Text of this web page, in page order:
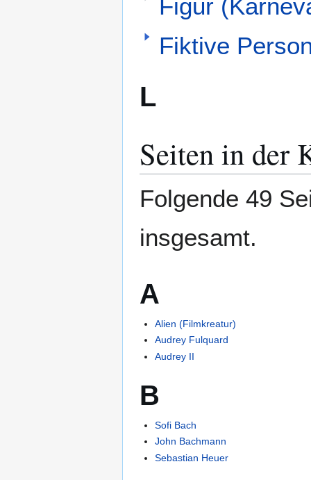
Figur
Fiktive
L
Seiten in der
Folgende 49
insgesamt.
A
Alien (Filmkreatur)
Audrey Fulquard
Audrey II
B
Sofi Bach
John Bachmann
Sebastian Heuer